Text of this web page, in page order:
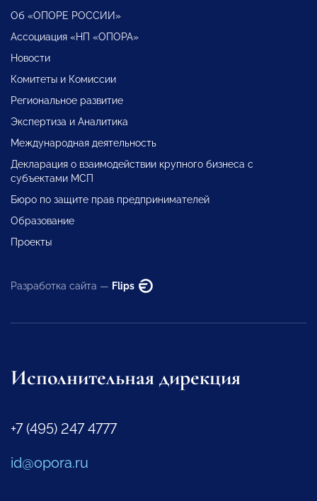
Об «ОПОРЕ РОССИИ»
Ассоциация «НП «ОПОРА»
Новости
Комитеты и Комиссии
Региональное развитие
Экспертиза и Аналитика
Международная деятельность
Декларация о взаимодействии крупного бизнеса с
субъектами МСП
Бюро по защите прав предпринимателей
Образование
Проекты
Разработка сайта — Flips
Исполнительная дирекция
+7 (495) 247 4777
id@opora.ru